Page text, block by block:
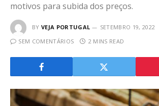
motivos para subida dos preços.
BY VEJA PORTUGAL
SETEMBRO 19, 2022
SEM COMENTÁRIOS
2 MINS READ